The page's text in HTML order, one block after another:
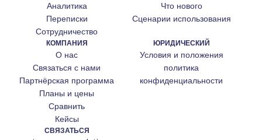
Аналитика
Переписки
Сотрудничество
Что нового
Сценарии использования
КОМПАНИЯ
О нас
Связаться с нами
Партнёрская программа
Планы и цены
Сравнить
Кейсы
ЮРИДИЧЕСКИЙ
Условия и положения
политика
конфиденциальности
СВЯЗАТЬСЯ